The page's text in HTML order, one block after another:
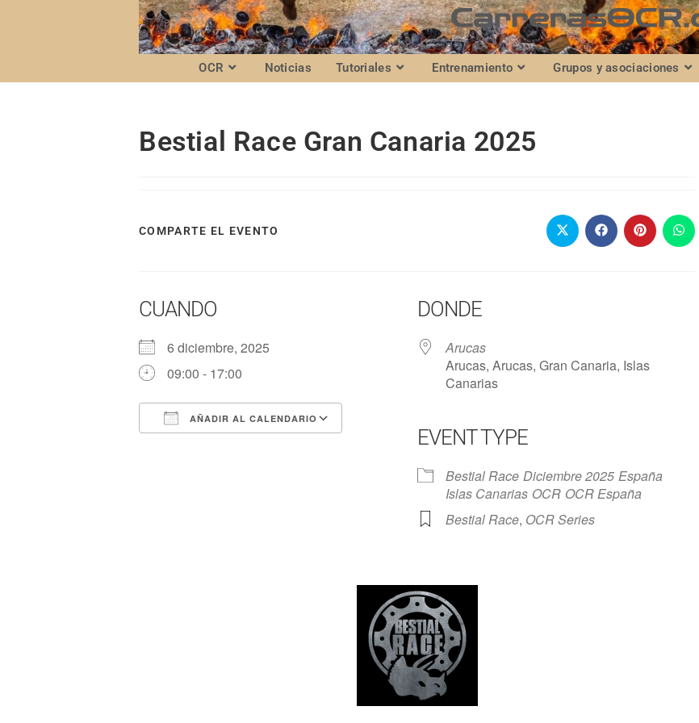
OCR Noticias Tutoriales Entrenamiento Grupos y asociaciones
Bestial Race Gran Canaria 2025
COMPARTE EL EVENTO
CUANDO
6 diciembre, 2025
09:00 - 17:00
AÑADIR AL CALENDARIO
Google Calendar
DONDE
Arucas
Arucas, Arucas, Gran Canaria, Islas
Canarias
EVENT TYPE
Bestial Race Diciembre 2025 España
Islas Canarias OCR OCR España
Bestial Race, OCR Series